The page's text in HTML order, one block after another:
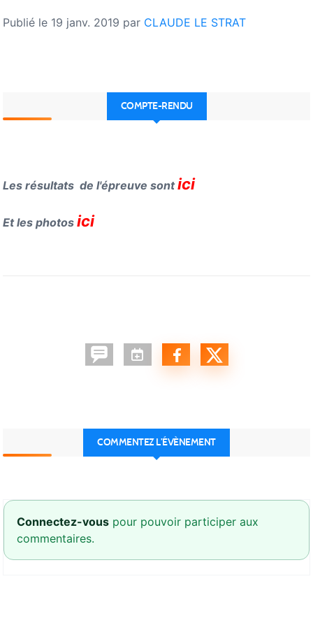
Publié le 19 janv. 2019 par CLAUDE LE STRAT
COMPTE-RENDU
Les résultats de l'épreuve sontici
Et les photos ici
COMMENTEZ L’ÉVÈNEMENT
Connectez-vous pour pouvoir participer aux
commentaires.